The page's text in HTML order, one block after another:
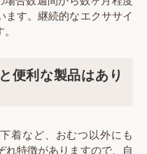
ます。継続的なエクササイ
便利な製品はあり
着など、おむつ以外にも
特徴がありますので、自